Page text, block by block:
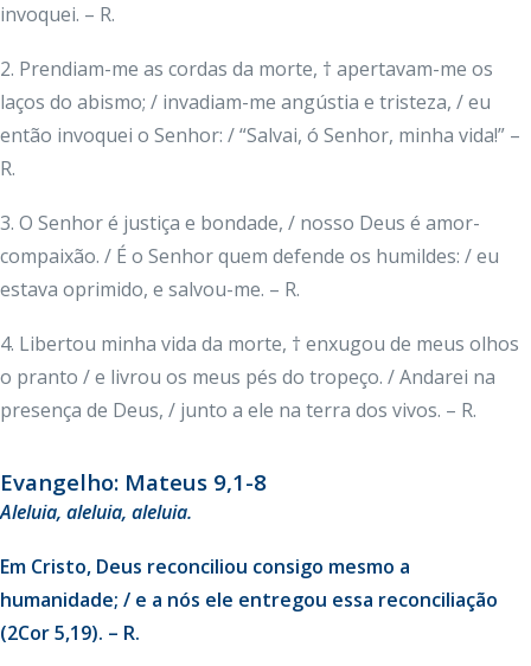
invoquei. – R.
2. Prendiam-me as cordas da morte, † apertavam-me os
laços do abismo; / invadiam-me angústia e tristeza, / eu
então invoquei o Senhor: / “Salvai, ó Senhor, minha vida!” –
R.
3. O Senhor é justiça e bondade, / nosso Deus é amor-
compaixão. / É o Senhor quem defende os humildes: / eu
estava oprimido, e salvou-me. – R.
4. Libertou minha vida da morte, † enxugou de meus olhos
o pranto / e livrou os meus pés do tropeço. / Andarei na
presença de Deus, / junto a ele na terra dos vivos. – R.
Evangelho: Mateus 9,1-8
Aleluia, aleluia, aleluia.
Em Cristo, Deus reconciliou consigo mesmo a
humanidade; / e a nós ele entregou essa reconciliação
(2Cor 5,19). – R.